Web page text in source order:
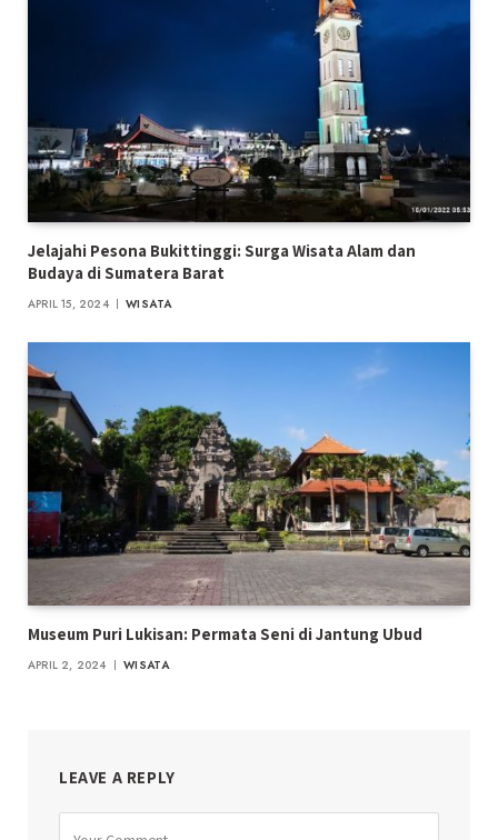
Jelajahi Pesona Bukittinggi: Surga Wisata Alam dan
Budaya di Sumatera Barat
APRIL 15, 2024 WISATA
Museum Puri Lukisan: Permata Seni di Jantung Ubud
APRIL 2, 2024 WISATA
LEAVE A REPLY